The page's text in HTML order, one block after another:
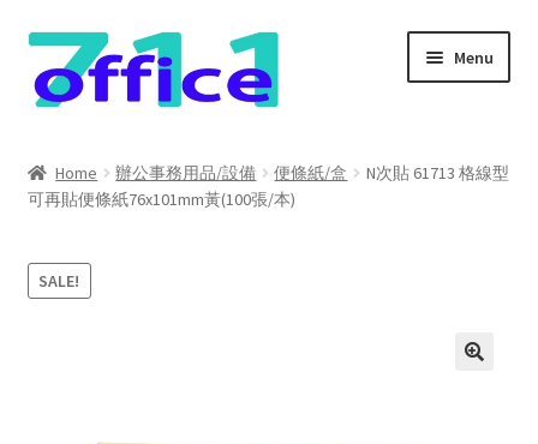
Skip
to
navigation
Skip
to
content
Menu
我的帳號
結帳
Home 辦公事務用品/設備 便條紙/盒
N次貼 61713 格線型
可再貼便條紙76x101mm黃(100張/本)
SALE!